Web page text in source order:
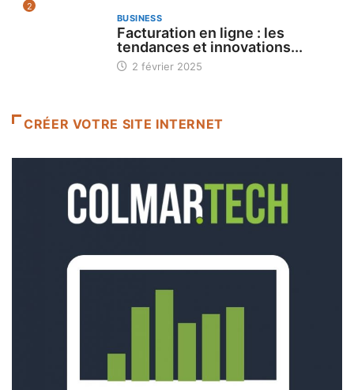
2
BUSINESS
Facturation en ligne : les
tendances et innovations...
2 février 2025
CRÉER VOTRE SITE INTERNET